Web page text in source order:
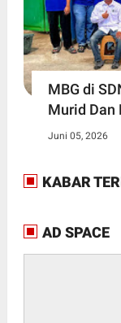
MBG di
Murid Dan
Juni 05, 2026
KABAR
AD SPACE